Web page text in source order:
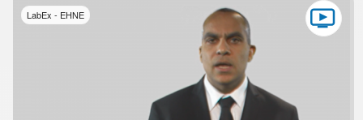
LabEx - EHNE